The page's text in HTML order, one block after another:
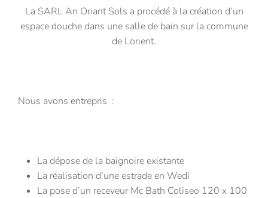
La SARL An Oriant Sols a procédé à la création d’un
espace douche dans une salle de bain sur la commune
de Lorient.
Nous avons entrepris :
La dépose de la baignoire existante
La réalisation d’une estrade en Wedi
La pose d’un receveur Mc Bath Coliseo 120 x 100